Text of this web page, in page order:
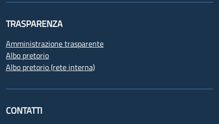
TRASPARENZA
Amministrazione trasparente
Albo pretorio
Albo pretorio (rete interna)
CONTATTI